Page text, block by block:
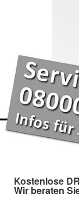
Kostenlose
Wir beraten